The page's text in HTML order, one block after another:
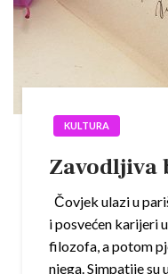
KULTURA
Zavodljiva
Čovjek ulazi u
i posvećen karijeri
filozofa, a potom
njega. Simpatije su